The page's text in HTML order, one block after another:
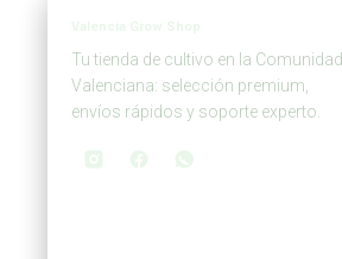
Tu tienda de cultivo en la Comunidad
Valenciana: selección premium,
envíos rápidos y soporte experto.